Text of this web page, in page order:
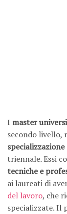
I master
secondo livello,
specializzazione
triennale. Essi
tecniche e
ai laureati di
del lavoro, che
specializzate. Il